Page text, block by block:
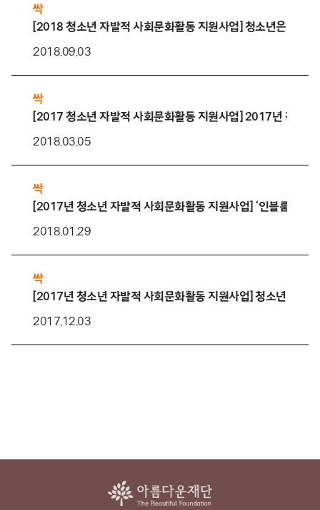
싹
[2018 청소년 자발적 사회문화활동 지원사업] 청소년은 사회
2018.09.03
싹
[2017 청소년 자발적 사회문화활동 지원사업] 2017년 청자발
2018.03.05
싹
[2017년 청소년 자발적 사회문화활동 지원사업] ‘인블룸’ 활동
2018.01.29
싹
[2017년 청소년 자발적 사회문화활동 지원사업] 청소년활동을
2017.12.03